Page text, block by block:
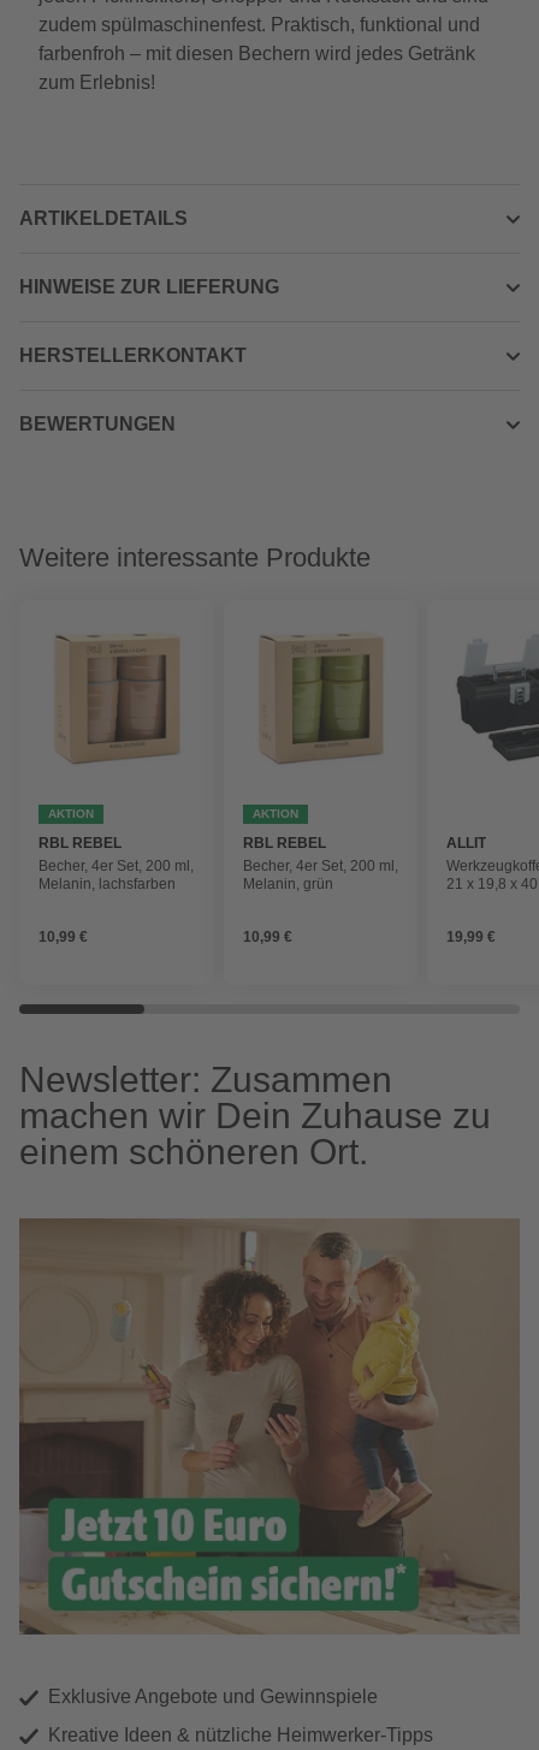
zudem spülmaschinenfest. Praktisch, funktional und
farbenfroh – mit diesen Bechern wird jedes Getränk
zum Erlebnis!
ARTIKELDETAILS
HINWEISE ZUR LIEFERUNG
HERSTELLERKONTAKT
BEWERTUNGEN
Weitere interessante Produkte
AKTION
RBL REBEL
OUTDOOR
Becher, 4er Set, 200 ml,
Melanin, lachsfarben
10,99 €
AKTION
RBL REBEL
OUTDOOR
Becher, 4er Set, 200 ml,
Melanin, grün
10,99 €
ALLIT
21 x 19,8 x
19,99 €
Newsletter: Zusammen
machen wir Dein Zuhause zu
einem schöneren Ort.
Exklusive Angebote und Gewinnspiele
Kreative Ideen & nützliche Heimwerker-Tipps